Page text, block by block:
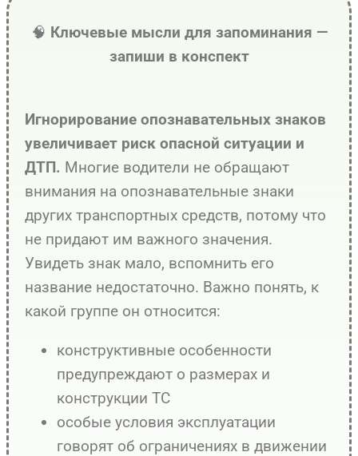
🧠 Ключевые мысли для запоминания —
запиши в конспект
Игнорирование опознавательных знаков
увеличивает риск опасной ситуации и
ДТП. Многие водители не обращают
внимания на опознавательные знаки
других транспортных средств, потому что
не придают им важного значения.
Увидеть знак мало, вспомнить его
название недостаточно. Важно понять, к
какой группе он относится:
конструктивные особенности
предупреждают о размерах и
конструкции ТС
особые условия эксплуатации
говорят об ограничениях в движении